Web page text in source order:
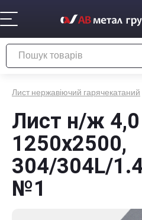
Лист нержавіючий гарячекатаний
Лист н/ж
1250x2500,
304/304L/
№1